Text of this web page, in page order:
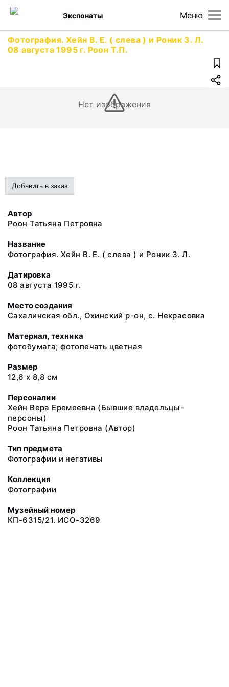
Меню
Экспонаты
Фотография. Хейн В. Е. ( слева ) и Роник З. Л.
08 августа 1995 г. Роон Т.П.
Нет изображения
Добавить в заказ
Автор
Роон Татьяна Петровна
Название
Фотография. Хейн В. Е. ( слева ) и Роник З. Л.
Датировка
08 августа 1995 г.
Место создания
Сахалинская обл., Охинский р-он, с. Некрасовка
Материал, техника
фотобумага; фотопечать цветная
Размер
12,6 х 8,8 см
Персоналии
Хейн Вера Еремеевна (Бывшие владельцы-
персоны)
Роон Татьяна Петровна (Автор)
Тип предмета
Фотографии и негативы
Коллекция
Фотографии
Музейный номер
КП-6315/21. ИСО-3269